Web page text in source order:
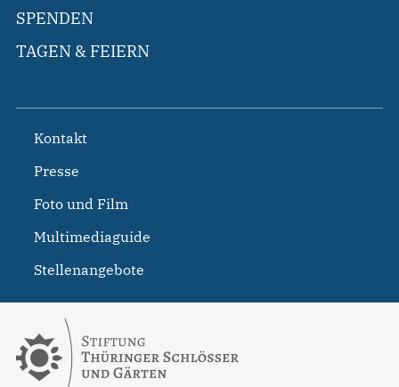
SPENDEN
TAGEN & FEIERN
Kontakt
Presse
Foto und Film
Multimediaguide
Stellenangebote